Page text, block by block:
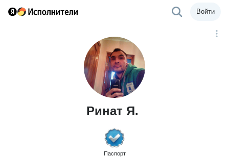
Войти
Ринат Я.
Паспорт